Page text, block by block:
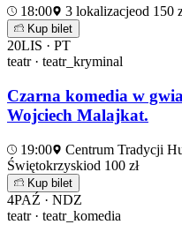
18:00 3 lokalizacjeod 150
Kup bilet
20LIS · PT
teatr · teatr_kryminal
Czarna komedia w
Wojciech Malajkat.
19:00
Centrum Tradycji
Świętokrzyskiod 100 zł
Kup bilet
4PAŹ · NDZ
teatr · teatr_komedia